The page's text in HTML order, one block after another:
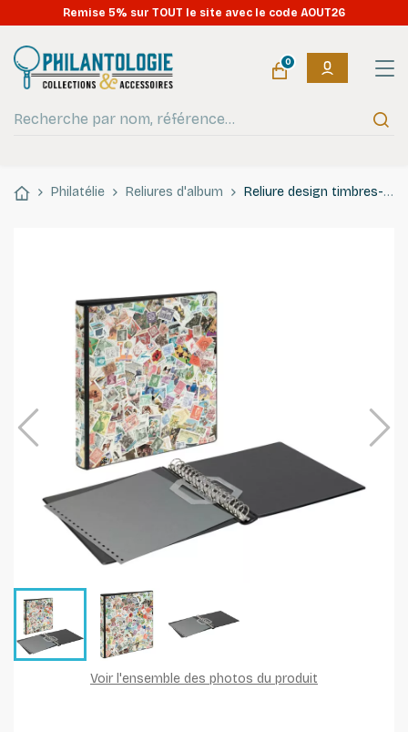
Remise 5% sur TOUT le site avec le code AOUT26
0
Philatélie Reliures d'album Reliure design timbres-poste à 18 anneaux Lindner.
Voir l'ensemble des photos du produit